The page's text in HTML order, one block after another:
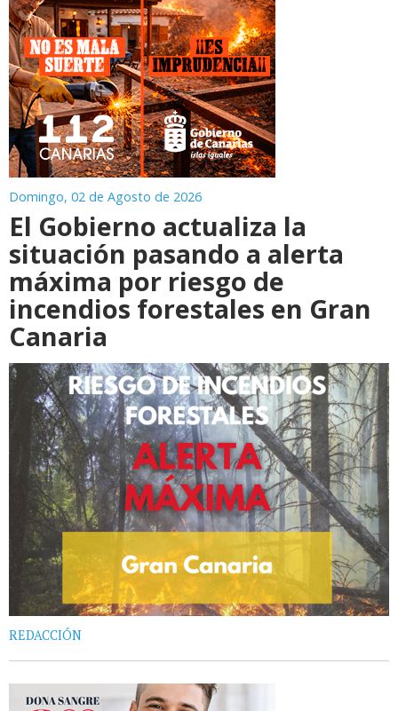
Domingo, 02 de Agosto de 2026
El Gobierno actualiza la
situación pasando a alerta
máxima por riesgo de
incendios forestales en Gran
Canaria
REDACCIÓN